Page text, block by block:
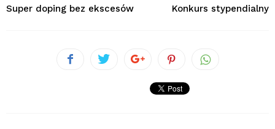
Super doping bez ekscesów Konkurs stypendialny